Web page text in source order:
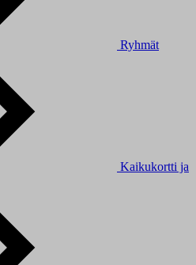
Ryhmät
Kaikukortti ja